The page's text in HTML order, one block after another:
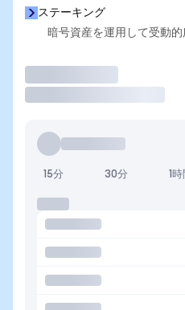
ステーキング
暗号資産を運用して受動的
15分 30分 1時